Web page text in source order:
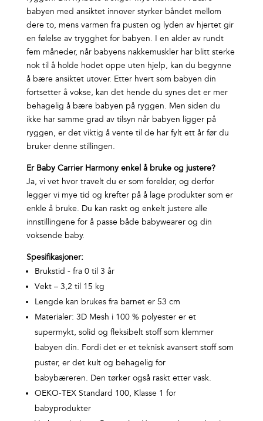
babyen med ansiktet innover styrker båndet mellom
dere to, mens varmen fra pusten og lyden av hjertet gir
en følelse av trygghet for babyen. I en alder av rundt
fem måneder, når babyens nakkemuskler har blitt sterke
nok til å holde hodet oppe uten hjelp, kan du begynne
å bære ansiktet utover. Etter hvert som babyen din
fortsetter å vokse, kan det hende du synes det er mer
behagelig å bære babyen på ryggen. Men siden du
ikke har samme grad av tilsyn når babyen ligger på
ryggen, er det viktig å vente til de har fylt ett år før du
bruker denne stillingen.
Er Baby Carrier Harmony enkel å bruke og justere?
Ja, vi vet hvor travelt du er som forelder, og derfor
legger vi mye tid og krefter på å lage produkter som er
enkle å bruke. Du kan raskt og enkelt justere alle
innstillingene for å passe både babywearer og din
voksende baby.
Spesifikasjoner:
Brukstid - fra 0 til 3 år
Vekt – 3,2 til 15 kg
Lengde kan brukes fra barnet er 53 cm
Materialer: 3D Mesh i 100 % polyester er et
supermykt, solid og fleksibelt stoff som klemmer
babyen din. Fordi det er et teknisk avansert stoff som
puster, er det kult og behagelig for
babybæreren. Den tørker også raskt etter vask.
OEKO-TEX Standard 100, Klasse 1 for
babyprodukter